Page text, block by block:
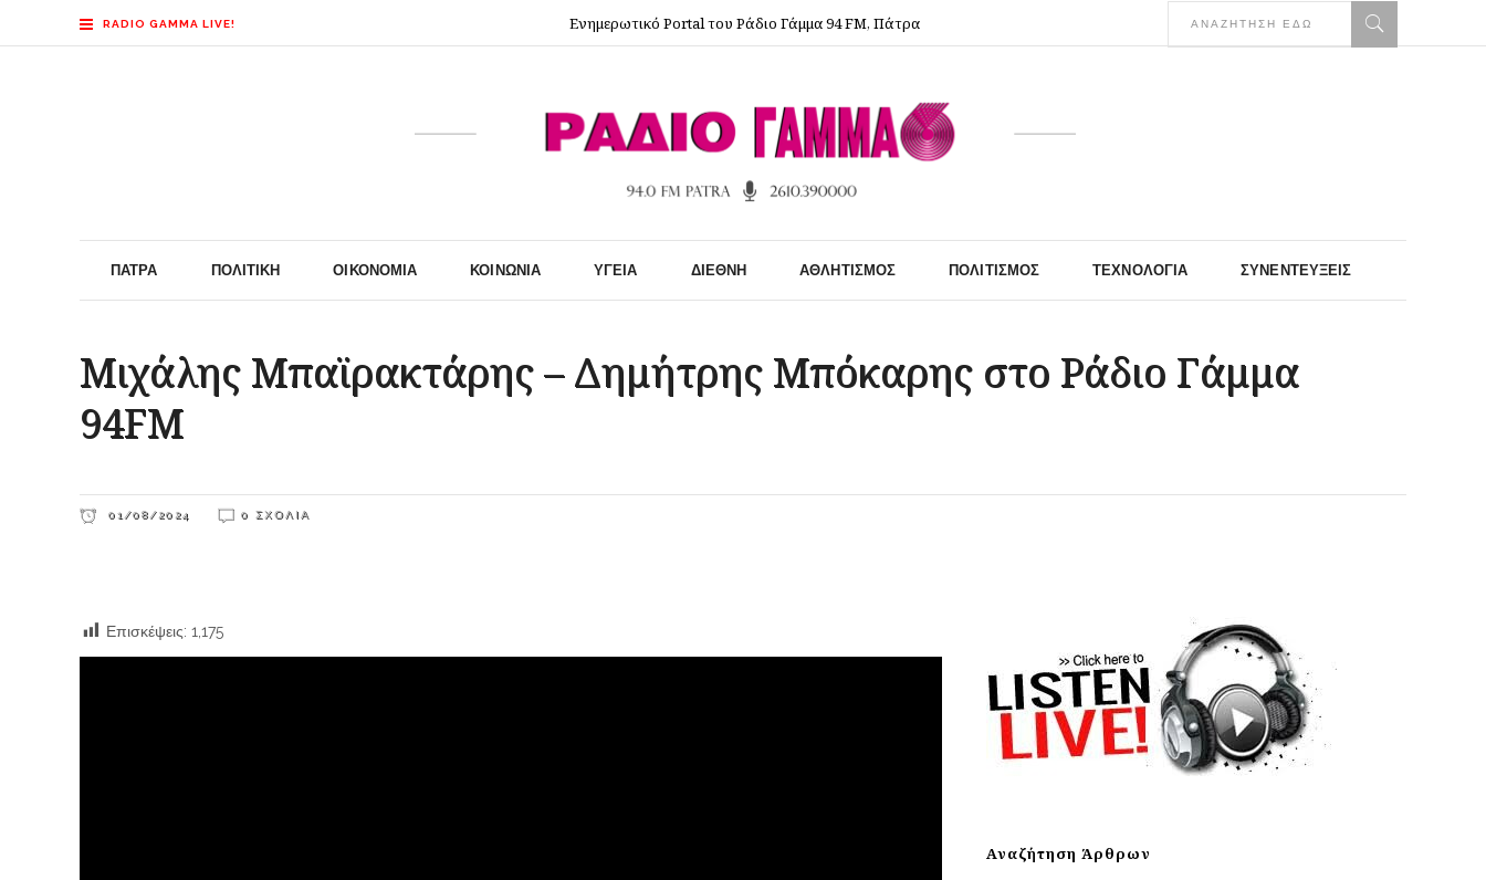
RADIO GAMMA LIVE! Ενημερωτικό Portal του Ράδιο Γάμμα 94 FM, Πάτρα
ΠΆΤΡΑ ΠΟΛΙΤΙΚΉ ΟΙΚΟΝΟΜΊΑ ΚΟΙΝΩΝΊΑ ΥΓΕΊΑ ΔΙΕΘΝΉ ΑΘΛΗΤΙΣΜΌΣ ΠΟΛΙΤΙΣΜΌΣ ΤΕΧΝΟΛΟΓΊΑ ΣΥΝΕΝΤΕΎΞΕΙΣ
Μιχάλης Μπαϊρακτάρης – Δημήτρης Μπόκαρης στο Ράδιο Γάμμα
94FM
01/08/2024 0 ΣΧΌΛΙΑ
Επισκέψεις: 1,175
Αναζήτηση Άρθρων